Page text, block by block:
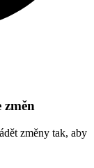
změn
změny tak, aby